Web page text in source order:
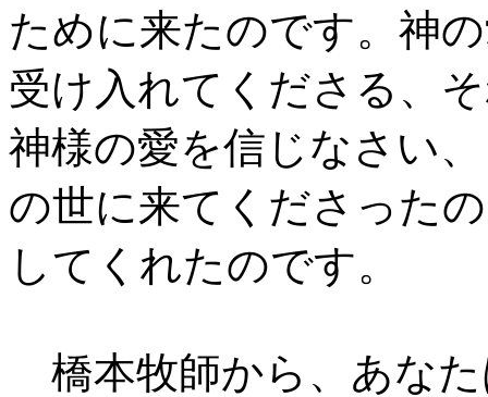
ために来たのです。神
受け入れてくださる、
神様の愛を信じなさい
の世に来てくださった
してくれたのです。
橋本牧師から、あな